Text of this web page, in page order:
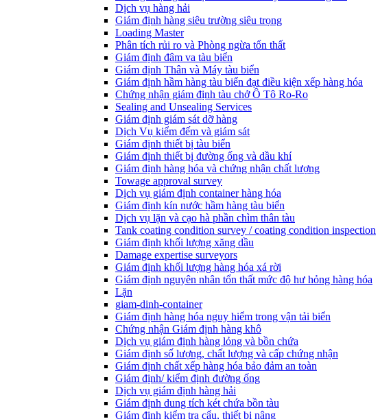
Dịch vụ hàng hải
Giám định hàng siêu trường siêu trọng
Loading Master
Phân tích rủi ro và Phòng ngừa tổn thất
​Giám định đâm va tàu biển
Giám định Thân và Máy tàu biển
​Giám định hầm hàng tàu biển đạt điều kiện xếp hàng hóa
Chứng nhận giám định tàu chở Ô Tô Ro-Ro
Sealing and Unsealing Services
Giám định giám sát dỡ hàng
Dịch Vụ kiểm đếm và giám sát
Giám định thiết bị tàu biển
Giám định thiết bị đường ống và dầu khí
Giám định hàng hóa và chứng nhận chất lượng
Towage approval survey
Dịch vụ giám định container hàng hóa
Giám định kín nước hầm hàng tàu biển
Dịch vụ lặn và cạo hà phần chìm thân tàu
Tank coating condition survey / coating condition inspection
Giám định khối lượng xăng dầu
Damage expertise surveyors
Giám định khối lượng hàng hóa xá rời
Giám định nguyên nhân tổn thất mức độ hư hỏng hàng hóa
Lặn
giam-dinh-container
Giám định hàng hóa nguy hiểm trong vận tải biển
Chứng nhận Giám định hàng khô
Dịch vụ giám định hàng lỏng và bồn chứa
Giám định số lượng, chất lượng và cấp chứng nhận
Giám định chất xếp hàng hóa bảo đảm an toàn
Giám định/ kiểm định đường ống
Dịch vụ giám định hàng hải
Giám định dung tích két chứa bồn tàu
Giám định kiểm tra cẩu, thiết bị nâng